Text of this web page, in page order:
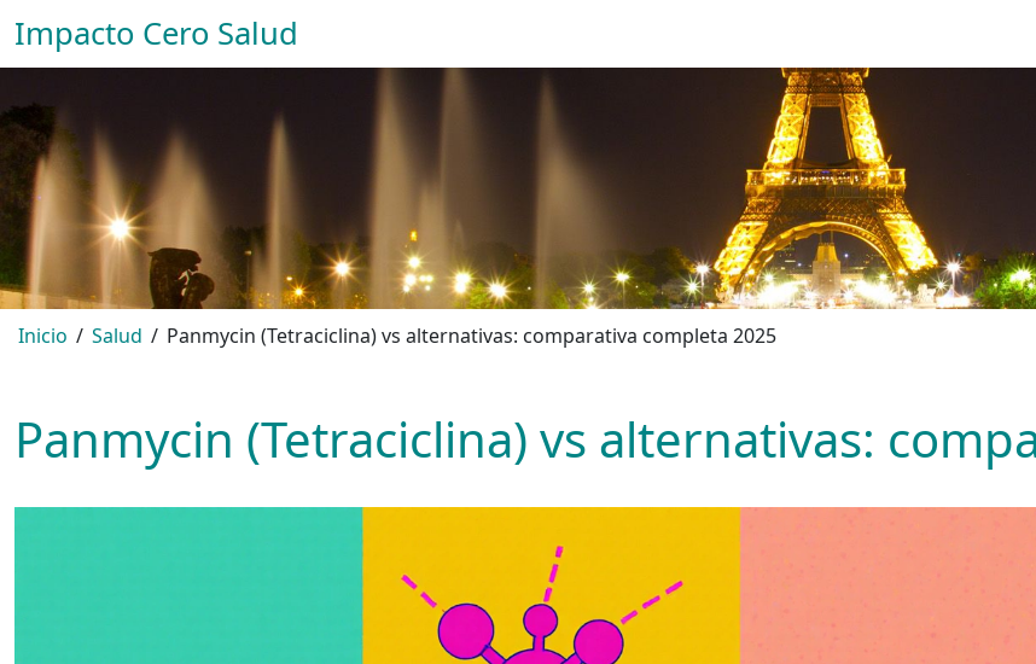
Impacto Cero Salud
Inicio Salud Panmycin (Tetraciclina) vs alternativas: comparativa completa 2025
Panmycin (Tetraciclina) vs alternativas: